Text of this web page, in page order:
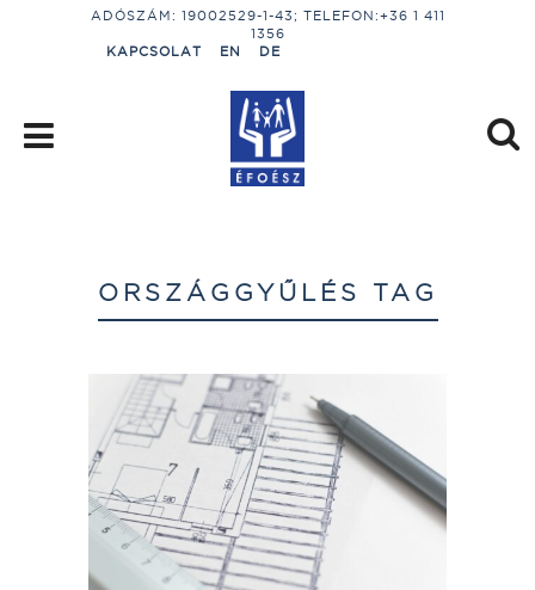
ADÓSZÁM: 19002529-1-43; TELEFON:+36 1 411
1356
KAPCSOLAT
EN DE
ORSZÁGGYŰLÉS TAG